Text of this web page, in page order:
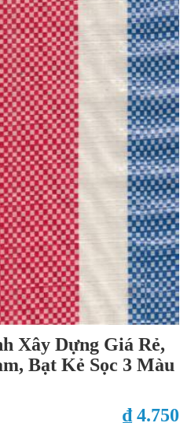
Xây Dựng Giá Rẻ,
Bạt Kẻ Sọc 3 Màu
₫ 4.750